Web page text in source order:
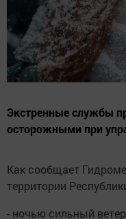
Экстренные службы
осторожными при
Как сообщает
территории
- ночью сильный